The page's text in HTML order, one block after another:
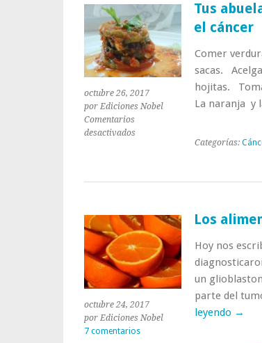
octubre 26, 2017
por Ediciones Nobel
Comentarios
desactivadosen
sabían:
contra
cáncer
Tus
el cáncer
Comer
sacas.
hojitas.
La naranja y
Categorías:
octubre 24, 2017
por Ediciones Nobel
7 comentarios
Los
Hoy nos
un
parte del
leyendo →